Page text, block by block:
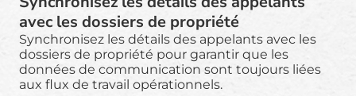
avec les dossiers de propriété
Synchronisez les détails des appelants avec les
dossiers de propriété pour garantir que les
données de communication sont toujours liées
aux flux de travail opérationnels.